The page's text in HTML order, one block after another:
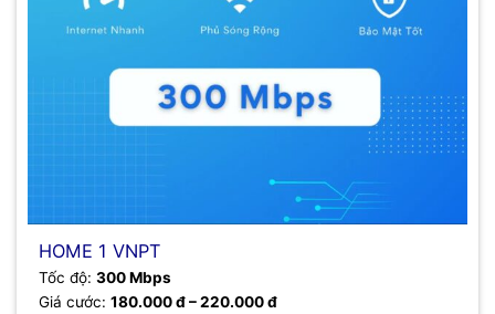
HOME 1 VNPT
Tốc độ: 300 Mbps
Giá cước: 180.000 đ – 220.000 đ